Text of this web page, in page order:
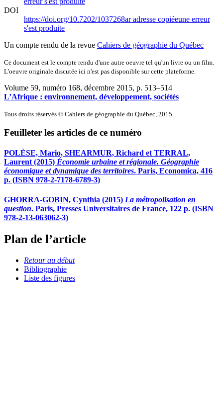
DOI
https://doi.org/10.7202/1037268aradresse copiéeune erreur
s'est produite
Un compte rendu de la revue Cahiers de géographie du Québec
Ce document est le compte rendu d'une autre oeuvre tel qu'un livre ou un film.
L'oeuvre originale discutée ici n'est pas disponible sur cette plateforme.
Volume 59, numéro 168, décembre 2015, p. 513–514
L’Afrique : environnement, développement, sociétés
Tous droits réservés © Cahiers de géographie du Québec, 2015
Feuilleter les articles de ce numéro
POLÈSE, Mario, SHEARMUR, Richard et TERRAL,
Laurent (2015) Économie urbaine et régionale. Géographie
économique et dynamique des territoires. Paris, Economica, 416
p. (ISBN 978-2-7178-6789-3)
GHORRA-GOBIN, Cynthia (2015) La métropolisation en
question. Paris, Presses Universitaires de France, 122 p. (ISBN
978-2-13-063062-3)
Plan de l’article
Retour au début
Bibliographie
Liste des figures